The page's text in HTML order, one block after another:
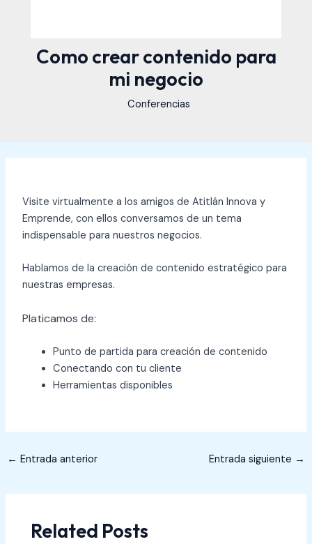
Como crear contenido para
mi negocio
Conferencias
Visite virtualmente a los amigos de Atitlán Innova y
Emprende, con ellos conversamos de un tema
indispensable para nuestros negocios.
Hablamos de la creación de contenido estratégico para
nuestras empresas.
Platicamos de:
Punto de partida para creación de contenido
Conectando con tu cliente
Herramientas disponibles
← Entrada anterior Entrada siguiente →
Related Posts